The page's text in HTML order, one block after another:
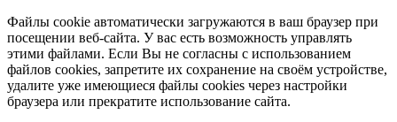
Файлы cookie автоматически загружаются в ваш браузер при
посещении веб-сайта. У вас есть возможность управлять
этими файлами. Если Вы не согласны с использованием
файлов cookies, запретите их сохранение на своём устройстве,
удалите уже имеющиеся файлы cookies через настройки
браузера или прекратите использование сайта.